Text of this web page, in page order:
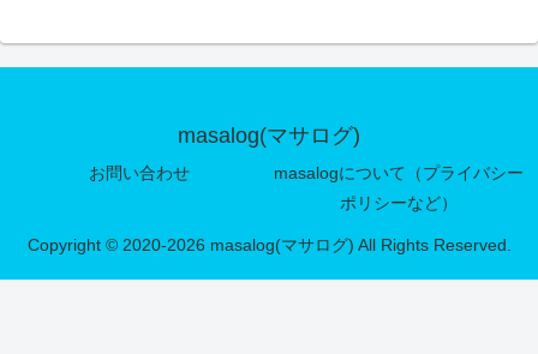
masalog(マサログ)
お問い合わせ
masalogについて（プライバシー
ポリシーなど）
Copyright © 2020-2026 masalog(マサログ) All Rights Reserved.